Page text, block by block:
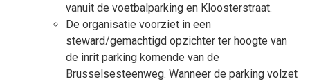
vanuit de voetbalparking en Kloosterstraat.
De organisatie voorziet in een
steward/gemachtigd opzichter ter hoogte van
de inrit parking komende van de
Brusselsesteenweg. Wanneer de parking volzet